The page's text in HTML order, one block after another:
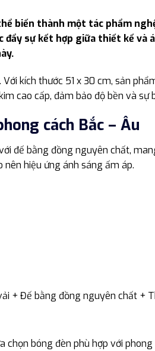
biến thành một tác phẩm
đẩy sự kết hợp giữa thiết kế
kích thước 51 x 30 cm, sản
cao cấp, đảm bảo độ bền và sự
cách Bắc – Âu
đế bằng đồng nguyên chất,
hiệu ứng ánh sáng ấm áp.
+ Đế bằng đồng nguyên chất +
chọn bóng đèn phù hợp với